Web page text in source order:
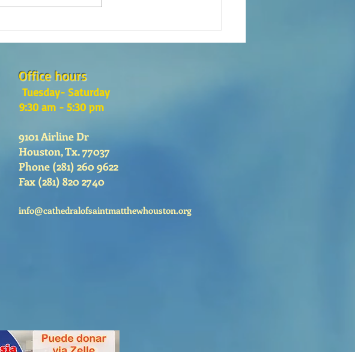
en la Catedral de San Mateo?
Office hours
Tuesday- Saturday
9:30 am - 5:30 pm
9101 Airline Dr
Houston, Tx. 77037
Phone (281) 260 9622
Fax (281) 820 2740
info@cathedralofsaintmatthewhouston.org